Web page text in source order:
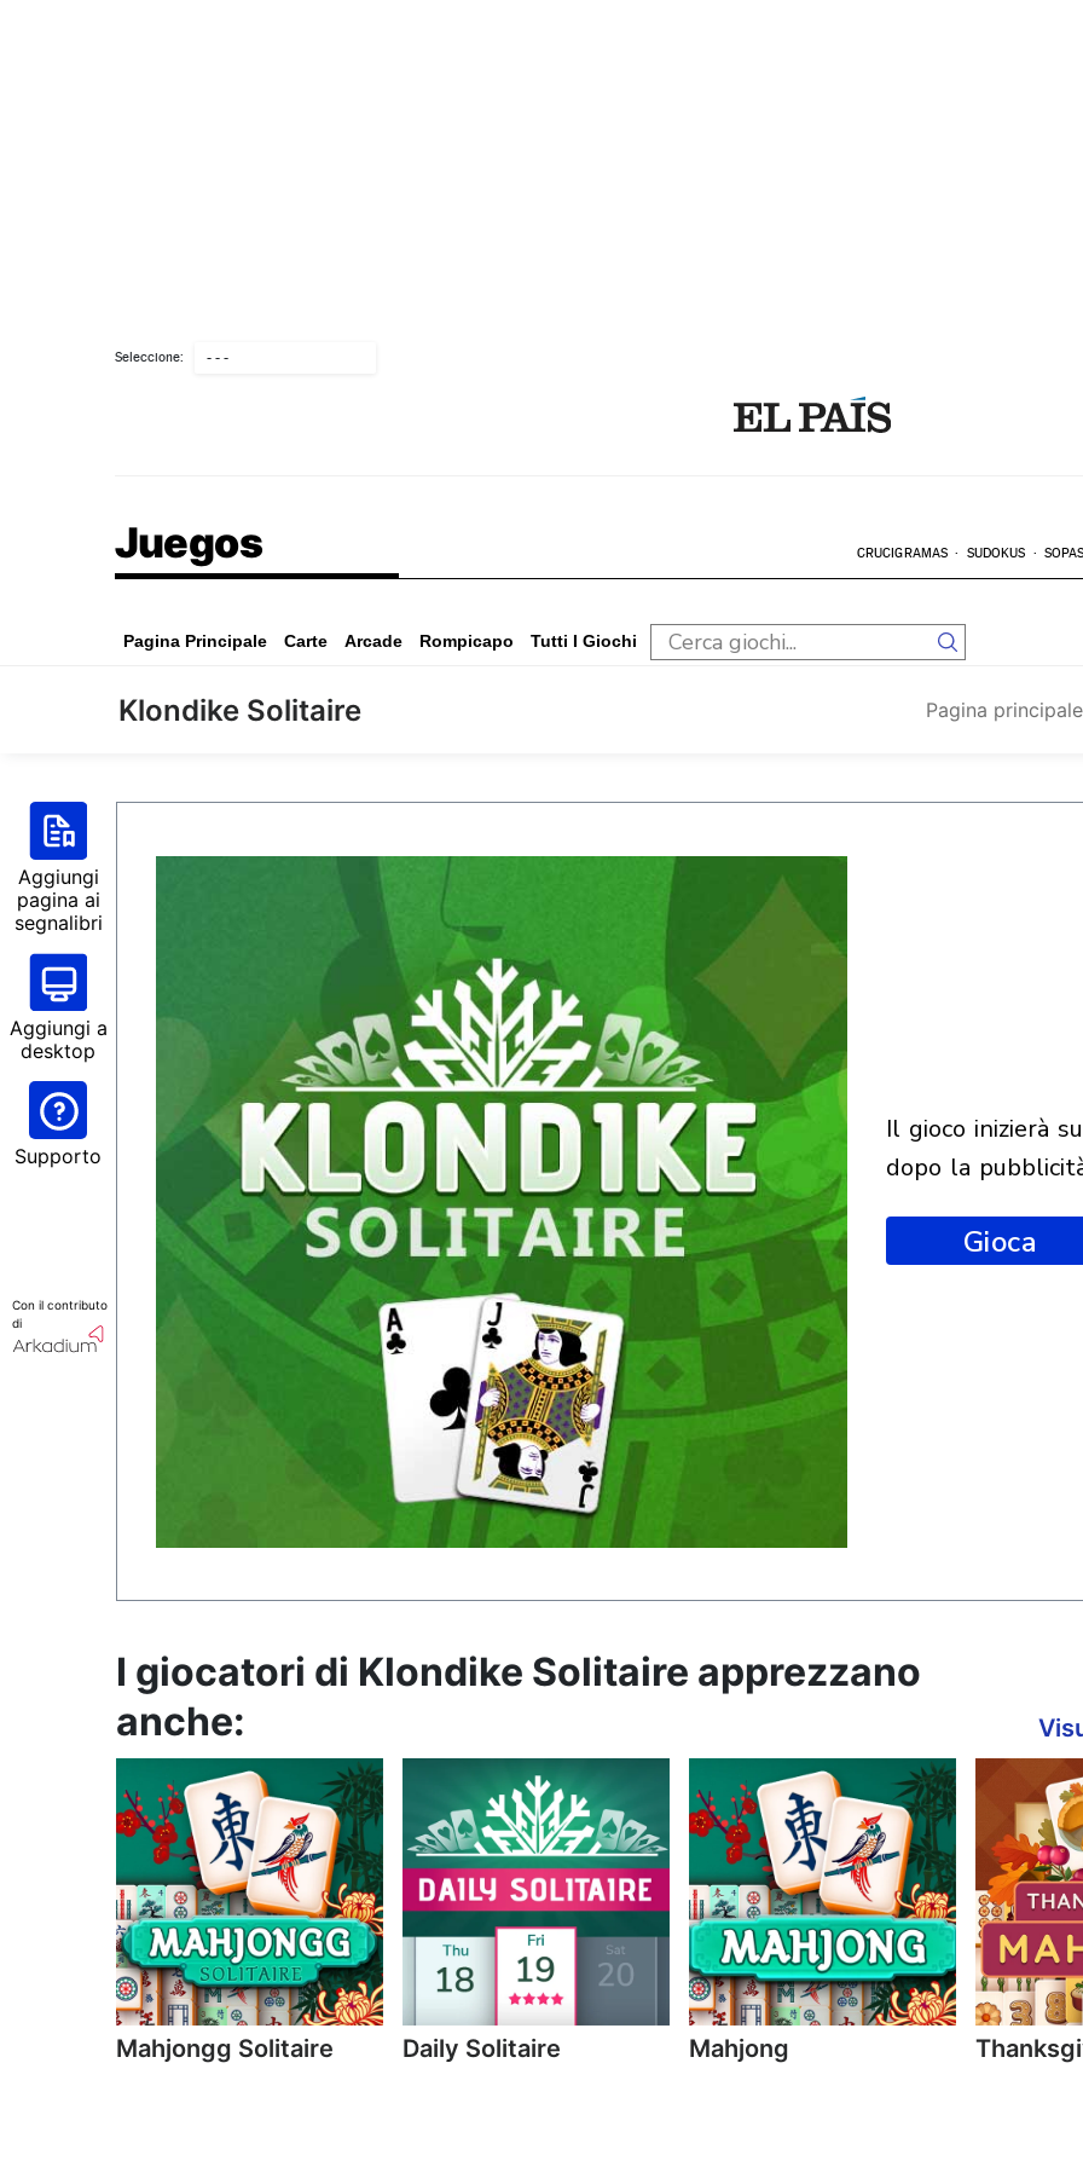
Seleccione: - - -
Juegos CRUCIGRAMAS SUDOKUS
Pagina Principale Carte Arcade Rompicapo Tutti I Giochi
Klondike Solitaire Pagina principale
Aggiungi
pagina ai
segnalibri
Aggiungi a
desktop
Supporto
Con il contributo
di
il gioco inizierà subito
dopo la
Gioca
I giocatori di Klondike Solitaire apprezzano
anche:
Mahjongg Solitaire Daily Solitaire Mahjong